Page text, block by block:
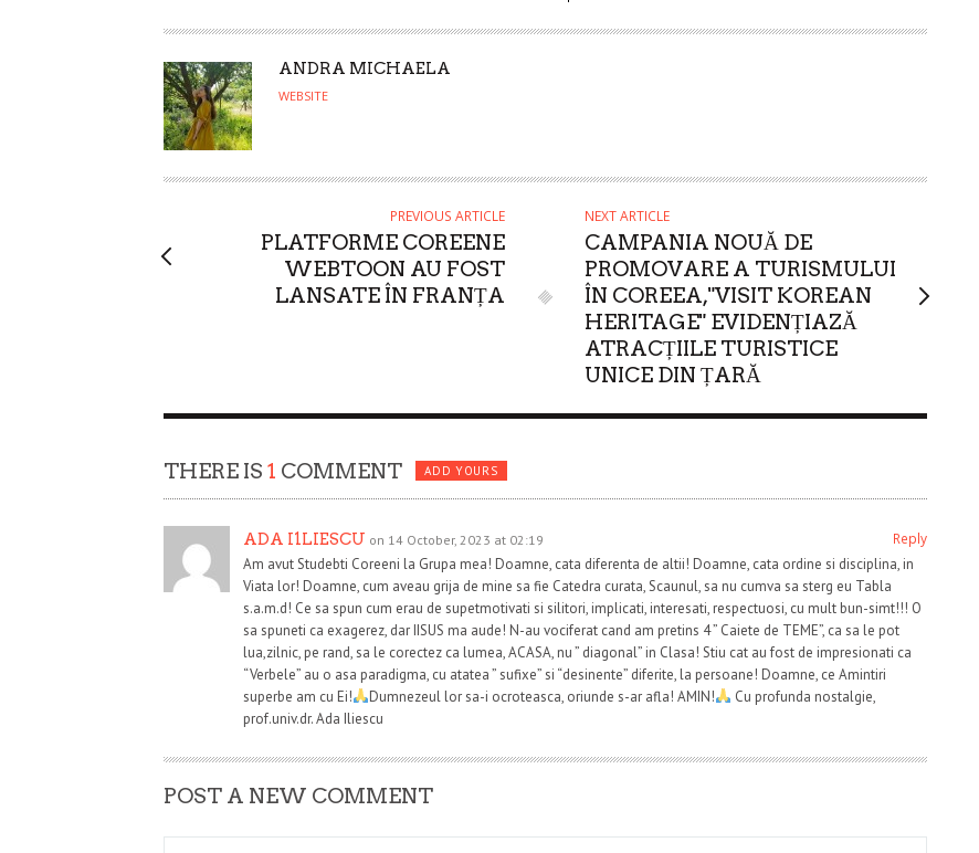
A
U
O
ANDRA MICHAELA
WEBSITE
PREVIOUS ARTICLE
PLATFORME COREENE
WEBTOON AU FOST
LANSATE ÎN FRANȚA
NEXT ARTICLE
CAMPANIA NOUĂ DE
PROMOVARE A TURISMULUI
ÎN COREEA,"VISIT KOREAN
HERITAGE" EVIDENȚIAZĂ
ATRACȚIILE TURISTICE
UNICE DIN ȚARĂ
THERE IS 1 COMMENT ADD YOURS
ADA I1LIESCU on 14 October, 2023 at 02:19
Reply
Am avut Studebti Coreeni la Grupa mea! Doamne, cata diferenta de altii! Doamne, cata ordine si disciplina, in
Viata lor! Doamne, cum aveau grija de mine sa fie Catedra curata, Scaunul, sa nu cumva sa sterg eu Tabla
s.a.m.d! Ce sa spun cum erau de supetmotivati si silitori, implicati, interesati, respectuosi, cu mult bun-simt!!! O
sa spuneti ca exagerez, dar IISUS ma aude! N-au vociferat cand am pretins 4 ” Caiete de TEME”, ca sa le pot
lua,zilnic, pe rand, sa le corectez ca lumea, ACASA, nu ” diagonal” in Clasa! Stiu cat au fost de impresionati ca
“Verbele” au o asa paradigma, cu atatea ” sufixe” si “desinente” diferite, la persoane! Doamne, ce Amintiri
superbe am cu Ei!
Dumnezeul lor sa-i ocroteasca, oriunde s-ar afla! AMIN!
Cu profunda nostalgie,
prof.univ.dr. Ada Iliescu
POST A NEW COMMENT